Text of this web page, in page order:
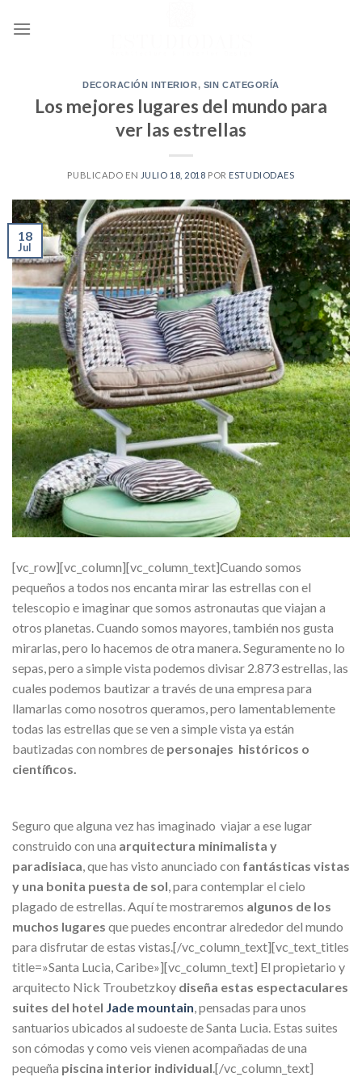
DECORACIÓN INTERIOR, SIN CATEGORÍA
Los mejores lugares del mundo para
ver las estrellas
PUBLICADO EN JULIO 18, 2018 POR ESTUDIODAES
18
Jul
[vc_row][vc_column][vc_column_text]Cuando somos
pequeños a todos nos encanta mirar las estrellas con el
telescopio e imaginar que somos astronautas que viajan a
otros planetas. Cuando somos mayores, también nos gusta
mirarlas, pero lo hacemos de otra manera. Seguramente no lo
sepas, pero a simple vista podemos divisar 2.873 estrellas, las
cuales podemos bautizar a través de una empresa para
llamarlas como nosotros queramos, pero lamentablemente
todas las estrellas que se ven a simple vista ya están
bautizadas con nombres de personajes históricos o
científicos.
Seguro que alguna vez has imaginado viajar a ese lugar
construido con una arquitectura minimalista y
paradisiaca, que has visto anunciado con fantásticas vistas
y una bonita puesta de sol, para contemplar el cielo
plagado de estrellas. Aquí te mostraremos algunos de los
muchos lugares que puedes encontrar alrededor del mundo
para disfrutar de estas vistas.[/vc_column_text][vc_text_titles
title=»Santa Lucia, Caribe»][vc_column_text] El propietario y
arquitecto Nick Troubetzkoy diseña estas espectaculares
suites del hotel Jade mountain, pensadas para unos
santuarios ubicados al sudoeste de Santa Lucia. Estas suites
son cómodas y como veis vienen acompañadas de una
pequeña piscina interior individual.[/vc_column_text]